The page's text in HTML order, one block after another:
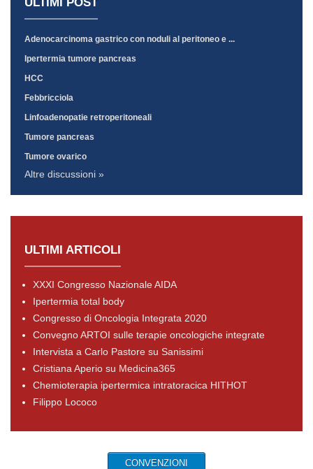
Adenocarcinoma gastrico con noduli al peritoneo e ...
Ipertermia tumore pancreas
HCC
Febbricciola
Linfoadenopatie retroperitoneali
Tumore pancreas
Tumore ovarico
Altre discussioni »
ULTIMI ARTICOLI
XXXI Congresso Nazionale AIDA
Ipertermia total body
Congresso di Oncologia Integrata 2020
Convegno ARTOI sulle terapie oncologiche integrate
Intervista a Carlo Pastore su Sanissimi
Cristiana Aperio su Medicina365
Chemioterapia ipertermica intratoracica HITHOT
Filippo Lococo
CONVENZIONI